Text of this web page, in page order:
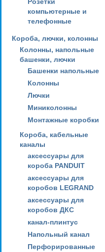
компьютерные и
телефонные
Короба, лючки, колонны
Колонны, напольные
башенки, лючки
Башенки напольные
Колонны
Лючки
Миниколонны
Монтажные коробки
Короба, кабельные
каналы
аксессуары для
короба PANDUIT
аксессуары для
коробов LEGRAND
аксессуары для
коробов ДКС
канал-плинтус
Напольный канал
Перфорированные